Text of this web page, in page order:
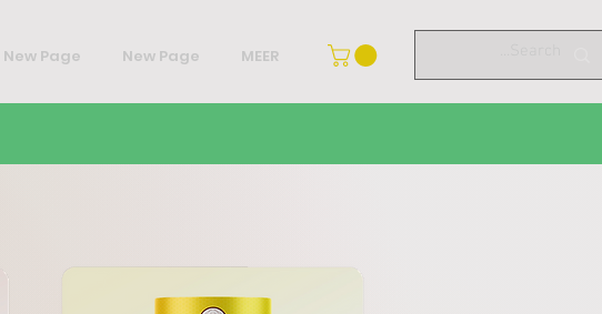
New Page New Page MEER